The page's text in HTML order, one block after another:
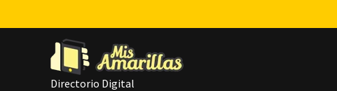
Directorio Digital